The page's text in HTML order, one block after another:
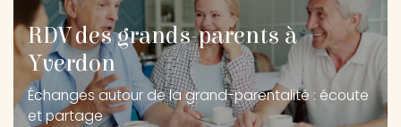
RDV des grands-parents à
Yverdon
Échanges autour de la grand-parentalité : écoute
et partage